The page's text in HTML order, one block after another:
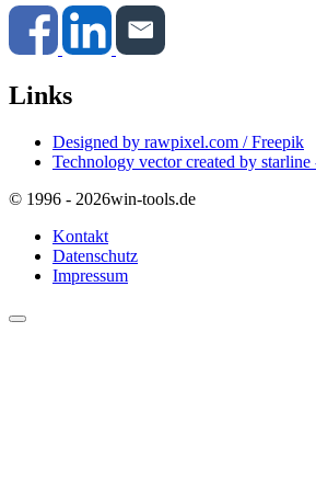
Links
Designed by rawpixel.com / Freepik
Technology vector created by
© 1996 - 2026win-tools.de
Kontakt
Datenschutz
Impressum